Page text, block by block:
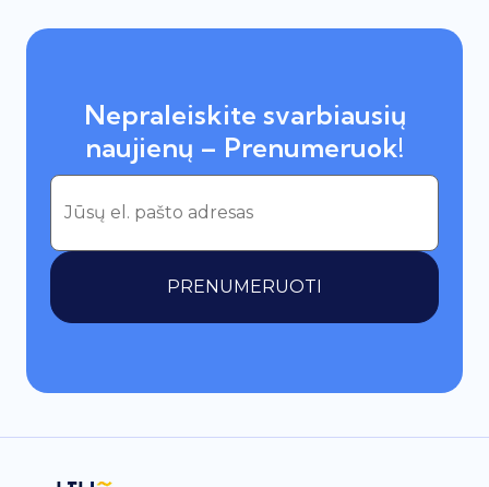
Nepraleiskite svarbiausių
naujienų – Prenumeruok!
PRENUMERUOTI